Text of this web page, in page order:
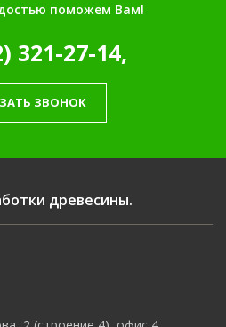
поможем Вам!
321-27-14,
ЗВОНОК
древесины.